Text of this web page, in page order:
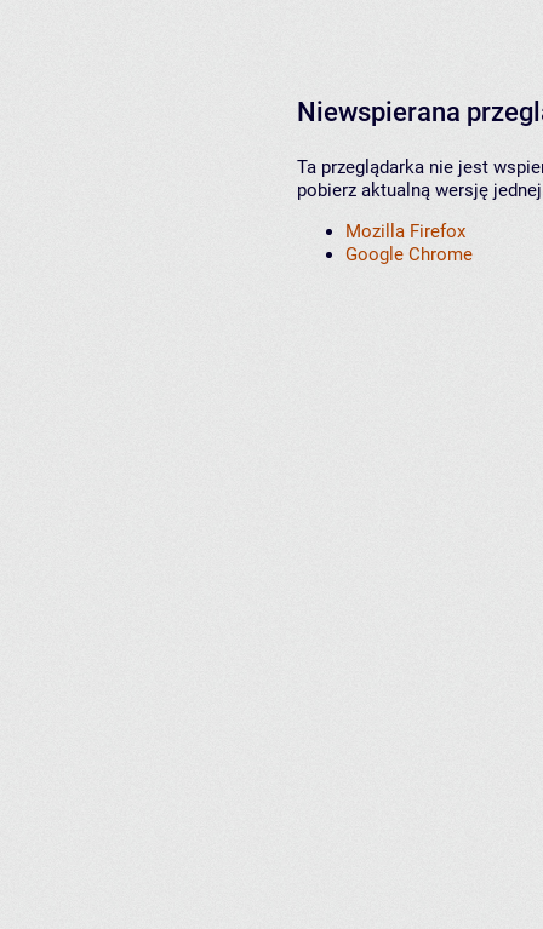
Niewspierana
Ta przeglądarka nie jest
pobierz aktualną wersję
Mozilla Firefox
Google Chrome